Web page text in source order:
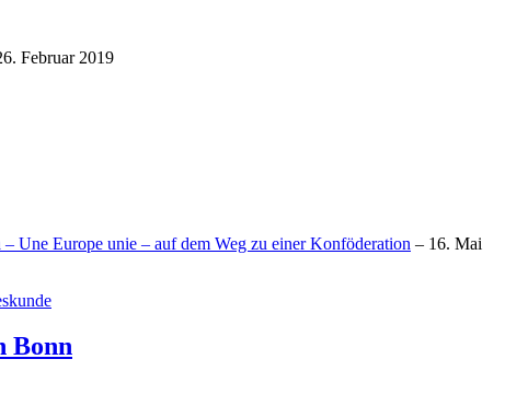
Februar 2019
Une Europe unie – auf dem Weg zu einer Konföderation – 16. Mai
Bonn